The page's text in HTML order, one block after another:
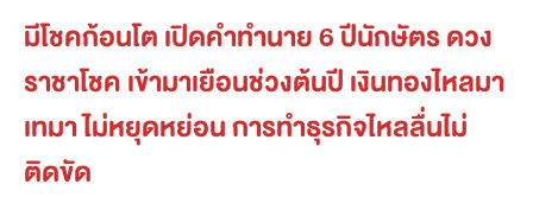
มีโชคก้อนโต เปิดคำทำนาย 6 ปีนักษัตร ดวง
ราชาโชค เข้ามาเยือนช่วงต้นปี เงินทองไหลมา
เทมา ไม่หยุดหย่อน การทำธุรกิจไหลลื่นไม่
ติดขัด